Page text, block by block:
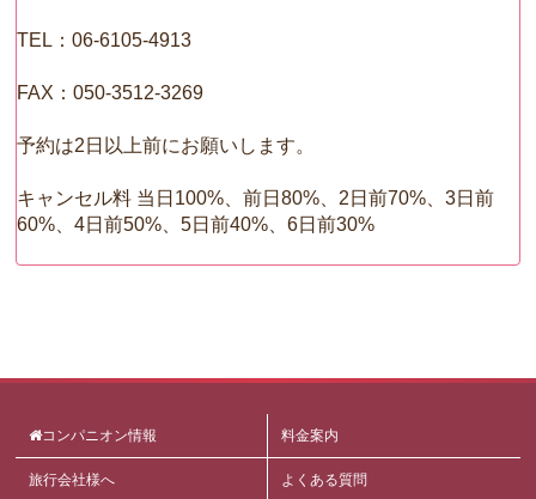
TEL：06-6105-4913
FAX：050‐3512‐3269
予約は2日以上前にお願いします。
キャンセル料 当日100%、前日80%、2日前70%、3日前
60%、4日前50%、5日前40%、6日前30%
コンパニオン情報 料金案内
旅行会社様へ よくある質問